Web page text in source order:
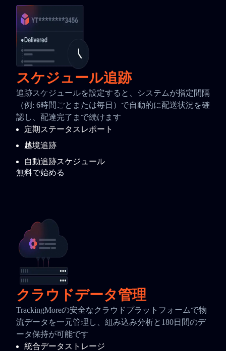
スケジュール追跡
追跡スケジュールを設定すると、システムが指定間隔
（例: 6時間ごとまたは毎日）で自動的に配送状況を確
認し、配達完了まで続けます
定期ステータスレポート
越境追跡
自動追跡スケジュール
無料で始める
クラウドデータ管理
TrackingMoreの安全なクラウドプラットフォームで物
流データを一元管理し、組み込み分析と180日間のデ
ータ保持が可能です
統合データストレージ